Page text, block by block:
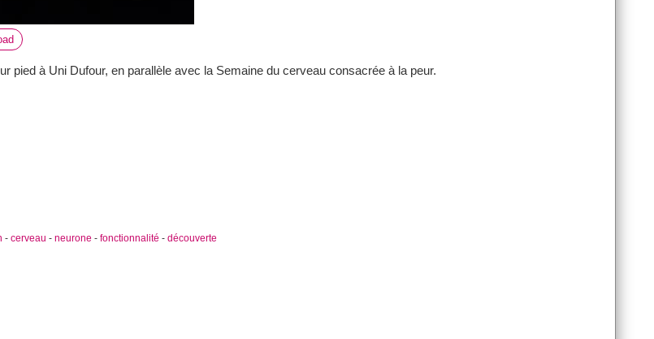
pied à Uni Dufour, en parallèle avec la Semaine du cerveau consacrée à la peur.
- cerveau - neurone - fonctionnalité - découverte